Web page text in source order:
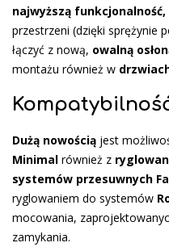
najwyższą
przestrzeni (dzięki sprężynie
łączyć z nową, owalną
montażu również w
Dużą nowością jest
Minimal również z
systemów przesuwnych
ryglowaniem do systemów
mocowania,
zamykania.